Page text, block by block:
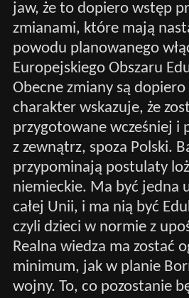
jaw, że to dopiero wstęp
zmianami, które mają
powodu planowanego
Europejskiego Obszaru
Obecne zmiany są
charakter wskazuje, że
przygotowane wcześniej i
z zewnątrz, spoza Polski.
przypominają postulaty
niemieckie. Ma być jedna
całej Unii, i ma nią być
czyli dzieci w normie z
Realna wiedza ma zostać
minimum, jak w planie
wojny. To, co pozostanie